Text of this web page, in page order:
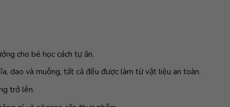
cho bé học cách tự ăn.
dao và muỗng, tất cả đều được làm từ vật liệu an toàn.
trở lên.